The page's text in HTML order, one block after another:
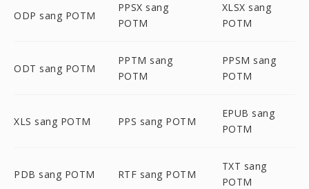
ODP sang POTM
PPSX sang
POTM
XLSX sang
POTM
ODT sang POTM
PPTM sang
POTM
PPSM sang
POTM
XLS sang POTM PPS sang POTM
EPUB sang
POTM
PDB sang POTM RTF sang POTM
TXT sang
POTM